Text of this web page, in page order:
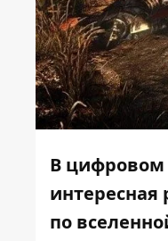
В цифровом
интересная
по